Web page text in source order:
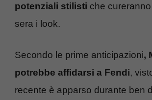
potenziali stilisti che
sera i look.
Secondo le prime anticipazioni,
potrebbe affidarsi a Fendi,
recente è apparso durante ben